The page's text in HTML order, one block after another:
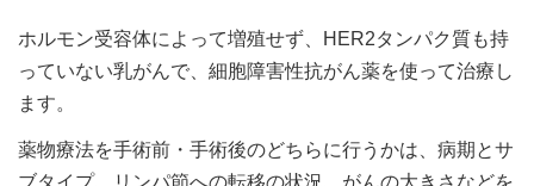
ホルモン受容体によって増殖せず、HER2タンパク質も持
っていない乳がんで、細胞障害性抗がん薬を使って治療し
ます。
薬物療法を手術前・手術後のどちらに行うかは、病期とサ